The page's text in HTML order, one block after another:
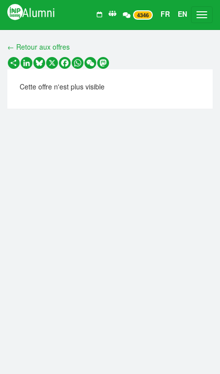
4346 FR EN
← Retour aux offres
PartagerLinkedIn
Bluesky
X Facebook
WhatsApp
WeChatMastodon
Cette offre n'est plus visible